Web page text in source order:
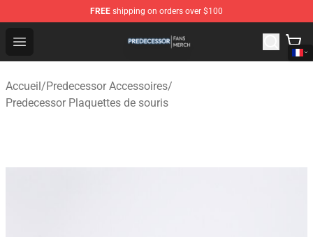
FREE shipping on orders over $100
Open menu
Predecessor Shop - Official Predecessor Merchandise
Accueil/Predecessor Accessoires/
Predecessor Plaquettes de souris